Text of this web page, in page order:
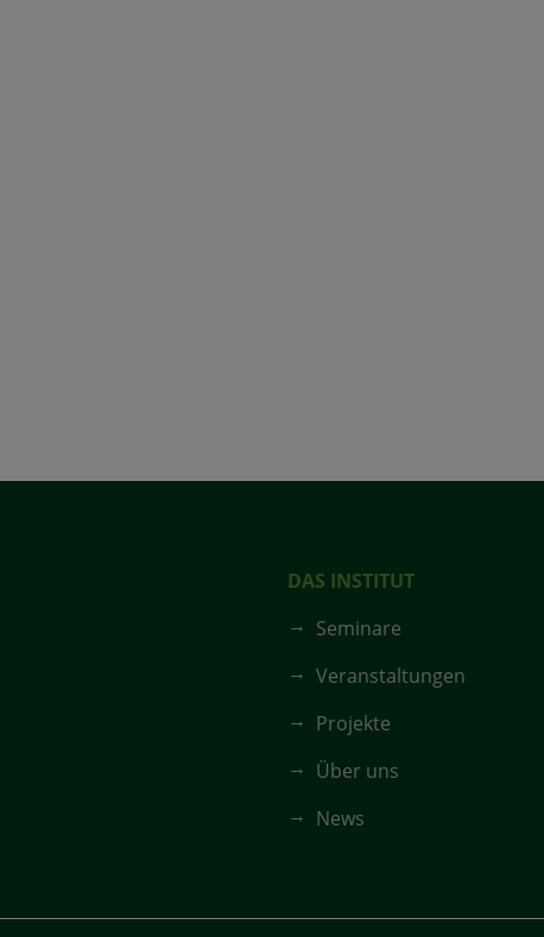
DAS INSTITUT
Seminare
Veranstaltungen
Projekte
Über uns
News